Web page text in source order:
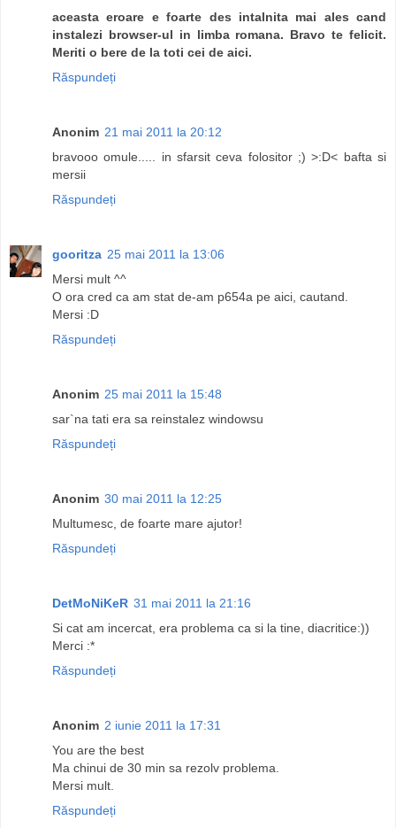
aceasta eroare e foarte des intalnita mai ales cand
instalezi browser-ul in limba romana. Bravo te felicit.
Meriti o bere de la toti cei de aici.
Răspundeți
Anonim 21 mai 2011 la 20:12
bravooo omule..... in sfarsit ceva folositor ;) >:D< bafta si
mersii
Răspundeți
gooritza 25 mai 2011 la 13:06
Mersi mult ^^
O ora cred ca am stat de-am p654a pe aici, cautand.
Mersi :D
Răspundeți
Anonim 25 mai 2011 la 15:48
sar`na tati era sa reinstalez windowsu
Răspundeți
Anonim 30 mai 2011 la 12:25
Multumesc, de foarte mare ajutor!
Răspundeți
DetMoNiKeR 31 mai 2011 la 21:16
Si cat am incercat, era problema ca si la tine, diacritice:))
Merci :*
Răspundeți
Anonim 2 iunie 2011 la 17:31
You are the best
Ma chinui de 30 min sa rezolv problema.
Mersi mult.
Răspundeți